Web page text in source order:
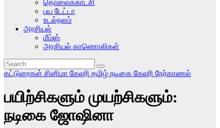
தொலைக்காட்சி
பய டேட்டா
உடல்நலம்
அரசியல்
மீம்ஸ்
அரசியல் காணொலிகள்
கட்டுரைகள் சினிமா கேலரி தமிழ் நடிகை கேலரி நேர்காணல்
பயிற்சிகளும் முயற்சிகளும்:
நடிகை ஜோஷினா